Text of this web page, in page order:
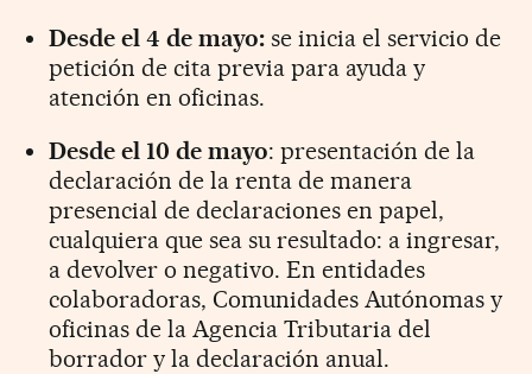
Desde el 4 de mayo: se inicia el servicio de
petición de cita previa para ayuda y
atención en oficinas.
Desde el 10 de mayo: presentación de la
declaración de la renta de manera
presencial de declaraciones en papel,
cualquiera que sea su resultado: a ingresar,
a devolver o negativo. En entidades
colaboradoras, Comunidades Autónomas y
oficinas de la Agencia Tributaria del
borrador y la declaración anual.